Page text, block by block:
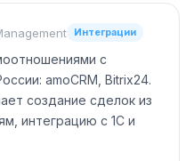
Интеграции
с
amoCRM, Bitrix24.
создание сделок из
интеграцию с 1С и